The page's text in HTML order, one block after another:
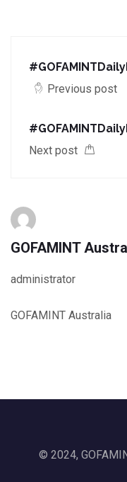
Previous post
Next post
GOFAMINT
administrator
GOFAMINT Australia
© 2024,